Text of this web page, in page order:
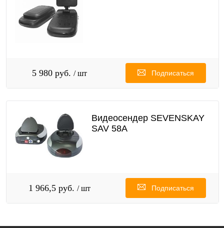
5 980 руб. / шт Подписаться
Видеосендер SEVENSKAY
SAV 58A
1 966,5 руб. / шт Подписаться